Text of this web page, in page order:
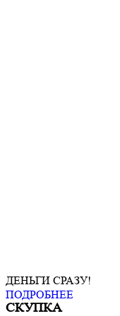
ДЕНЬГИ СРАЗУ!
ПОДРОБНЕЕ
СКУПКА